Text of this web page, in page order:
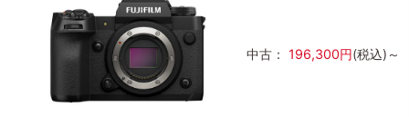
中古： 196,300円(税込)～